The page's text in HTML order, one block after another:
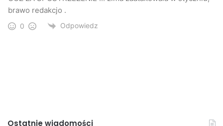
brawo redakcjo .
0 Odpowiedz
Ostatnie wiadomości